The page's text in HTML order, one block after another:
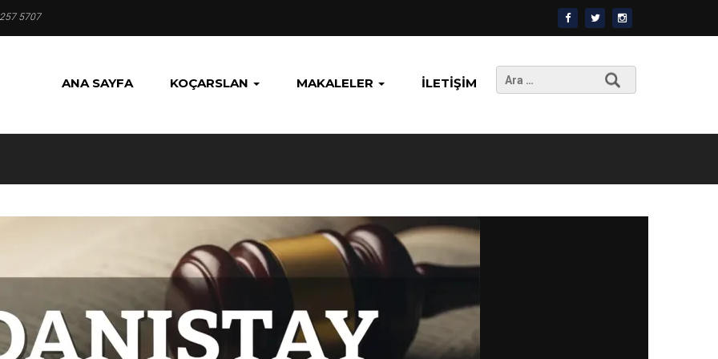
5707
ANA SAYFA KOÇARSLAN MAKALELER İLETIŞIM
Arama: